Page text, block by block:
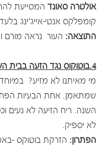
אולטרה סאונד המסייעת
קומפלקס אנטי-אייג'ינג
התוצאה: העור נראה מורם
4.בוטוקוס נגד הזעה בבית השחי
מי מאיתנו לא מזיע?
שמתאמן. אחת הבעיות
השנה. ריח הזיעה לא נעים
לא יספיק.
הפתרון: הזרקת בוטוקס -